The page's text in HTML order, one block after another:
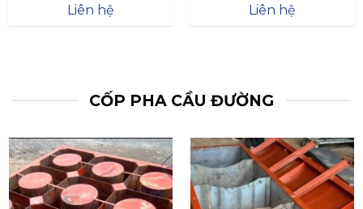
Được xếp
5
Liên hệ
Được xếp
5
Liên hệ
CỐP PHA CẦU ĐƯỜNG